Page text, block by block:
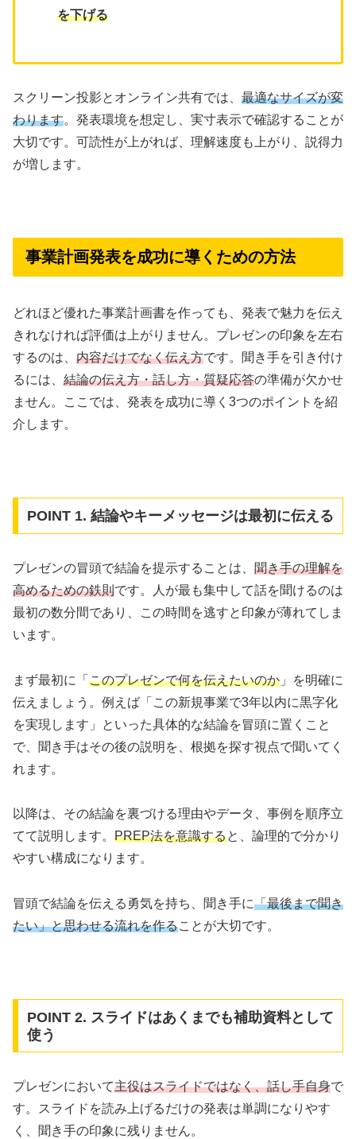
を下げる
スクリーン投影とオンライン共有では、 最適なサイズが変
わります。発表環境を想定し、実寸表示で確認することが
大切です。可読性が上がれば、理解速度も上がり、説得力
が増します。
事業計画発表を成功に導くための方法
どれほど優れた事業計画書を作っても、発表で魅力を伝え
きれなければ評価は上がりません。プレゼンの印象を左右
するのは、 内容だけでなく伝え方です。聞き手を引き付け
るには、 結論の伝え方・話し方・質疑応答の準備が欠かせ
ません。ここでは、発表を成功に導く3つのポイントを紹
介します。
POINT 1. 結論やキーメッセージは最初に伝える
プレゼンの冒頭で結論を提示することは、 聞き手の理解を
高めるための鉄則です。人が最も集中して話を聞けるのは
最初の数分間であり、この時間を逃すと印象が薄れてしま
います。
まず最初に「 このプレゼンで何を伝えたいのか 」を明確に
伝えましょう。例えば「この新規事業で3年以内に黒字化
を実現します」といった具体的な結論を冒頭に置くこと
で、聞き手はその後の説明を、根拠を探す視点で聞いてく
れます。
以降は、その結論を裏づける理由やデータ、事例を順序立
てて説明します。 PREP法を意識すると、論理的で分かり
やすい構成になります。
冒頭で結論を伝える勇気を持ち、聞き手に「最後まで聞き
たい」と思わせる流れを作ることが大切です。
POINT 2. スライドはあくまでも補助資料として
使う
プレゼンにおいて主役はスライドではなく、話し手自身で
す。スライドを読み上げるだけの発表は単調になりやす
く、聞き手の印象に残りません。